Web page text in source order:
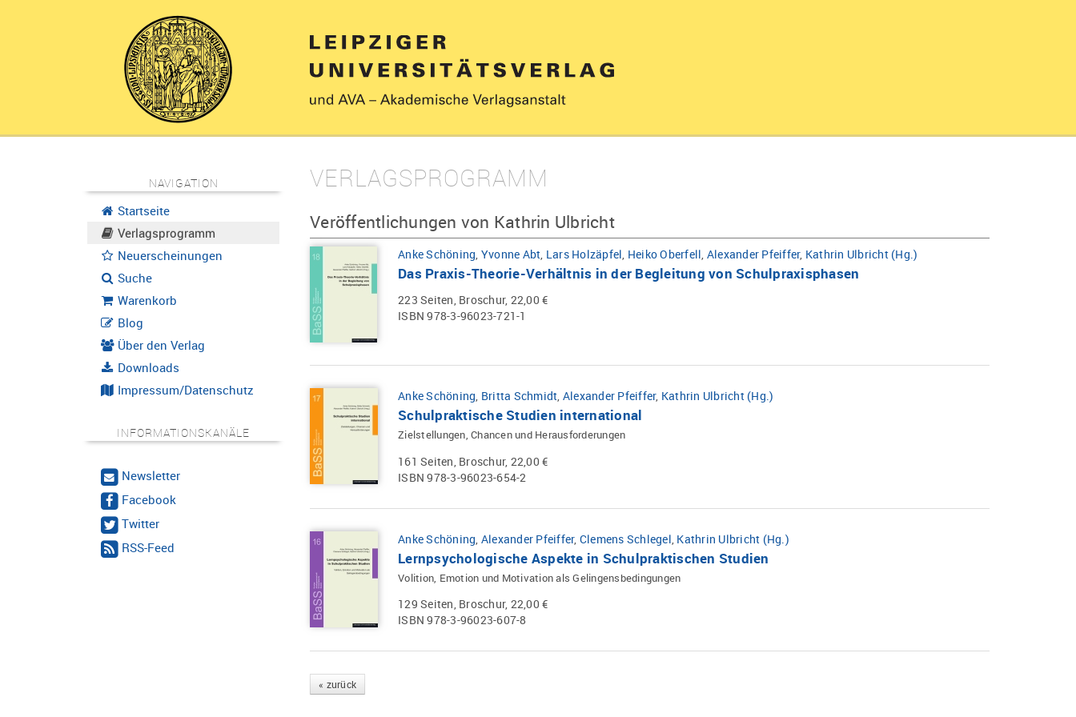
NAVIGATION
Startseite
Verlagsprogramm
Neuerscheinungen
Suche
Warenkorb
Blog
Über den Verlag
Downloads
Impressum/Datenschutz
INFORMATIONSKANÄLE
Newsletter
Facebook
Twitter
RSS-Feed
VERLAGSPROGRAMM
Veröffentlichungen von Kathrin Ulbricht
Anke Schöning Yvonne Abt Lars Holzäpfel Heiko Oberfell Alexander Pfeiffer, Kathrin Ulbricht (Hg.)
Das Praxis-Theorie-Verhältnis in der Begleitung von Schulpraxisphasen
223 Seiten, Broschur, 22,00 €
ISBN 978-3-96023-721-1
Anke Schöning Britta Schmidt Alexander Pfeiffer, Kathrin Ulbricht (Hg.)
Schulpraktische Studien international
Zielstellungen, Chancen und Herausforderungen
161 Seiten, Broschur, 22,00 €
ISBN 978-3-96023-654-2
Anke Schöning Alexander Pfeiffer, Clemens Schlegel Kathrin Ulbricht (Hg.)
Lernpsychologische Aspekte in Schulpraktischen Studien
Volition, Emotion und Motivation als Gelingensbedingungen
129 Seiten, Broschur, 22,00 €
ISBN 978-3-96023-607-8
« zurück